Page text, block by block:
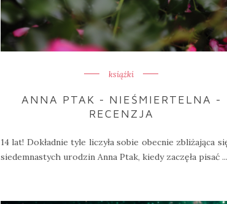
książki
ANNA PTAK - NIEŚMIERTELNA -
RECENZJA
14 lat! Dokładnie tyle liczyła sobie obecnie zbliżająca
siedemnastych urodzin Anna Ptak, kiedy zaczęła pisać ...